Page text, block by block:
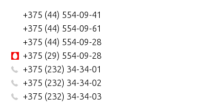
+375 (44) 554-09-41
+375 (44) 554-09-61
+375 (44) 554-09-28
+375 (29) 554-09-28
+375 (232) 34-34-01
+375 (232) 34-34-02
+375 (232) 34-34-03